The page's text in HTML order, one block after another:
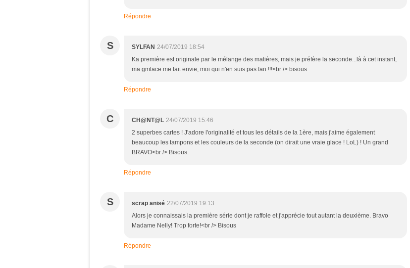
Répondre
S SYLFAN 24/07/2019 18:54
Ka première est originale par le mélange des matières, mais je préfère la seconde...là à cet instant,
ma gmlace me fait envie, moi qui n'en suis pas fan !!!<br /> bisous
Répondre
C CH@NT@L 24/07/2019 15:46
2 superbes cartes ! J'adore l'originalité et tous les détails de la 1ère, mais j'aime également
beaucoup les tampons et les couleurs de la seconde (on dirait une vraie glace ! LoL) ! Un grand
BRAVO<br /> Bisous.
Répondre
S scrap anisé 22/07/2019 19:13
Alors je connaissais la première série dont je raffole et j'apprécie tout autant la deuxième. Bravo
Madame Nelly! Trop forte!<br /> Bisous
Répondre